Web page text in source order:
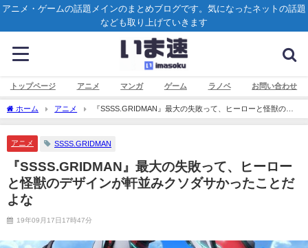
アニメ・ゲームの話題メインのまとめブログです。気になったネットの話題
なども取り上げていきます
トップページ アニメ マンガ ゲーム ラノベ お問い合わせ
ホーム アニメ
『SSSS.GRIDMAN』最大の失敗って、ヒーローと怪獣のデ
ザインが軒並みクソダサかったことだよな
アニメ SSSS.GRIDMAN
『SSSS.GRIDMAN』最大の失敗って、ヒーロー
と怪獣のデザインが軒並みクソダサかったことだ
よな
19年09月17日17時47分